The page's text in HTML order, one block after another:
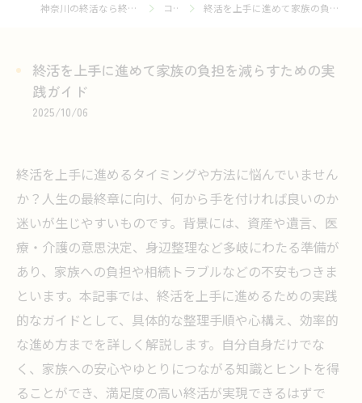
神奈川の終活なら終活ライフケアサロン コラム 終活を上手に進めて家族の負担を減らすための実践ガイド
終活を上手に進めて家族の負担を減らすための実
践ガイド
2025/10/06
終活を上手に進めるタイミングや方法に悩んでいません
か？人生の最終章に向け、何から手を付ければ良いのか
迷いが生じやすいものです。背景には、資産や遺言、医
療・介護の意思決定、身辺整理など多岐にわたる準備が
あり、家族への負担や相続トラブルなどの不安もつきま
といます。本記事では、終活を上手に進めるための実践
的なガイドとして、具体的な整理手順や心構え、効率的
な進め方までを詳しく解説します。自分自身だけでな
く、家族への安心やゆとりにつながる知識とヒントを得
ることができ、満足度の高い終活が実現できるはずで